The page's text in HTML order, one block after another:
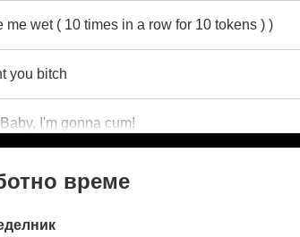
me wet ( 10 times in a row for 10 tokens ) )
you bitch
I'm gonna cum!
време